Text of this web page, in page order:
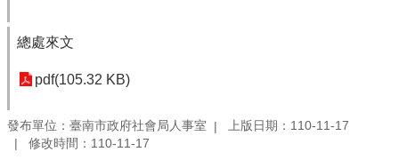
總處來文
pdf(105.32 KB)
發布單位：臺南市政府社會局人事室
上版日期：110-11-17
修改時間：110-11-17